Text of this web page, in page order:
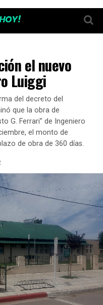
el nuevo
Luiggi
del decreto del
que la obra de
G. Ferrari” de Ingeniero
el monto de
de obra de 360 días.